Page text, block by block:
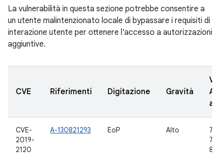
La vulnerabilità in questa sezione potrebbe consentire a
un utente malintenzionato locale di bypassare i requisiti di
interazione utente per ottenere l'accesso a autorizzazioni
aggiuntive.
CVE Riferimenti Digitazione Gravità
CVE-
2019-
2120
A-130821293 EoP Alto